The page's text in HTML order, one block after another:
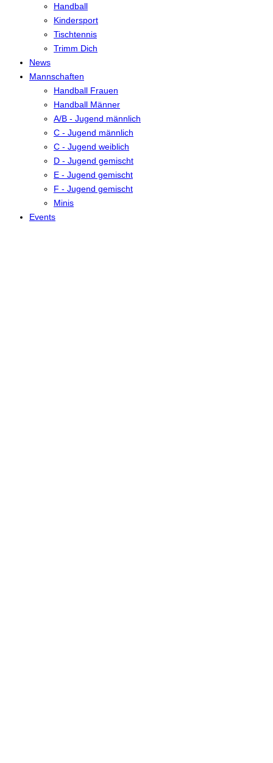
Handball
Kindersport
Tischtennis
Trimm Dich
News
Mannschaften
Handball Frauen
Handball Männer
A/B - Jugend männlich
C - Jugend männlich
C - Jugend weiblich
D - Jugend gemischt
E - Jugend gemischt
F - Jugend gemischt
Minis
Events